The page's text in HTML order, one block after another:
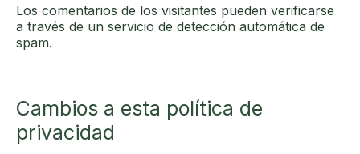
Los comentarios de los visitantes pueden verificarse
a través de un servicio de detección automática de
spam.
Cambios a esta política de
privacidad